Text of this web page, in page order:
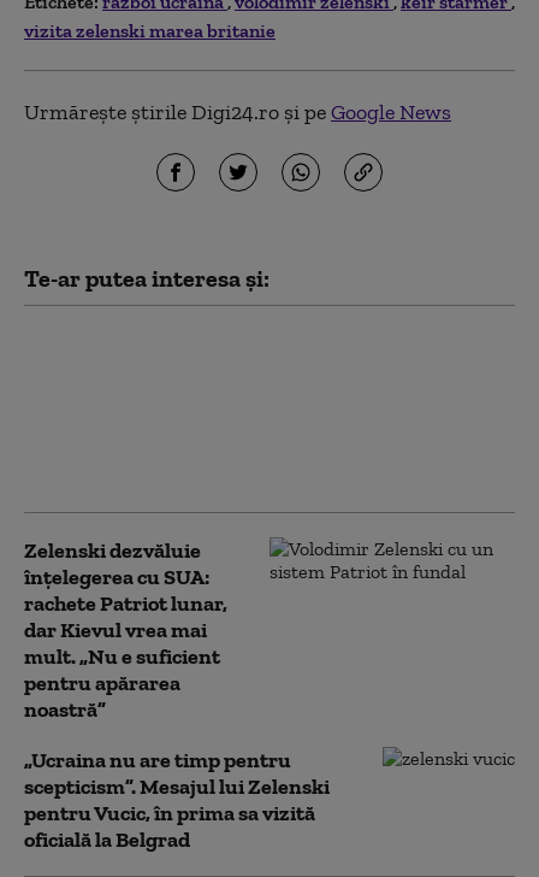
vizita zelenski marea britanie
Urmărește știrile Digi24.ro și peGoogle News
Te-ar putea interesa și:
Zelenski dezvăluie
înțelegerea cu SUA:
rachete Patriot lunar,
dar Kievul vrea mai
mult. „Nu e suficient
pentru apărarea
noastră”
„Ucraina nu are timp pentru
scepticism”. Mesajul lui Zelenski
pentru Vucic, în prima sa vizită
oficială la Belgrad